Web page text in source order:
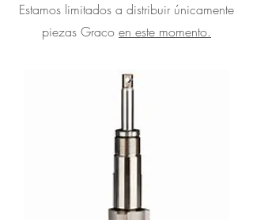
Estamos limitados a distribuir únicamente
piezas Graco en este momento.